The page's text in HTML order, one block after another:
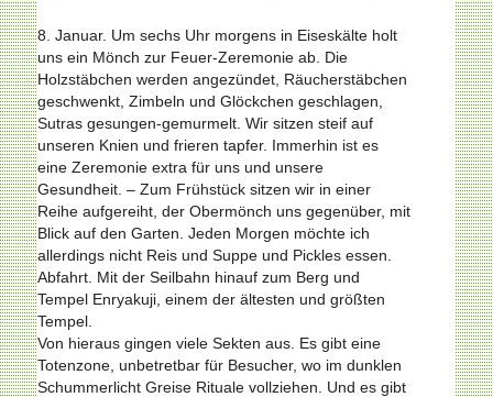
8. Januar. Um sechs Uhr morgens in Eiseskälte holt
uns ein Mönch zur Feuer-Zeremonie ab. Die
Holzstäbchen werden angezündet, Räucherstäbchen
geschwenkt, Zimbeln und Glöckchen geschlagen,
Sutras gesungen-gemurmelt. Wir sitzen steif auf
unseren Knien und frieren tapfer. Immerhin ist es
eine Zeremonie extra für uns und unsere
Gesundheit. – Zum Frühstück sitzen wir in einer
Reihe aufgereiht, der Obermönch uns gegenüber, mit
Blick auf den Garten. Jeden Morgen möchte ich
allerdings nicht Reis und Suppe und Pickles essen.
Abfahrt. Mit der Seilbahn hinauf zum Berg und
Tempel Enryakuji, einem der ältesten und größten
Tempel.
Von hieraus gingen viele Sekten aus. Es gibt eine
Totenzone, unbetretbar für Besucher, wo im dunklen
Schummerlicht Greise Rituale vollziehen. Und es gibt